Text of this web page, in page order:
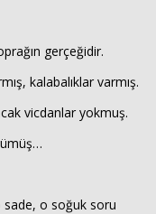
gerçeğidir.
kalabalıklar varmış.
vicdanlar yokmuş.
o soğuk soru
İLETİŞİM